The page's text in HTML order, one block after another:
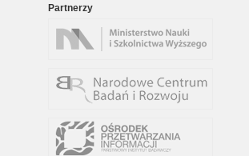
Partnerzy